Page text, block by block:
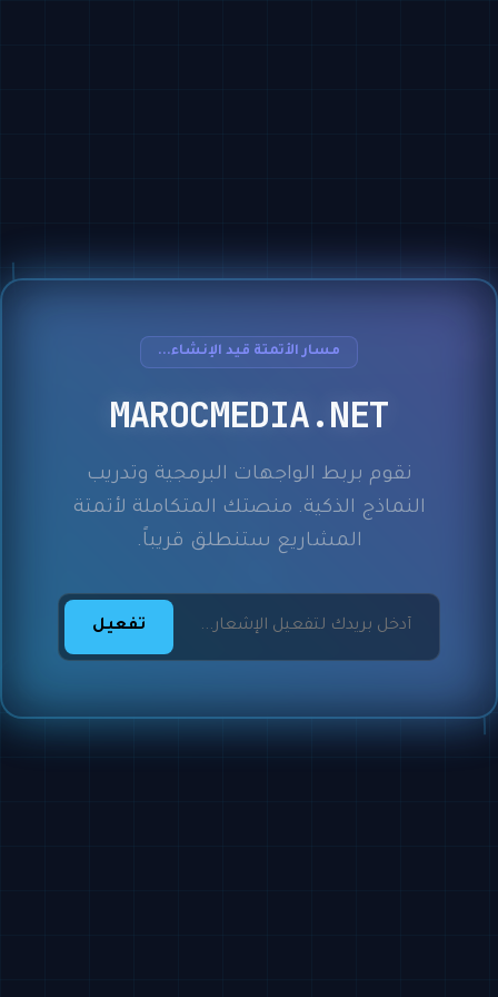
مسار الأتمتة قيد الإنشاء...
MAROCMEDIA.NET
نقوم بربط الواجهات البرمجية وتدريب
النماذج الذكية. منصتك المتكاملة لأتمتة
المشاريع ستنطلق قريباً.
تفعيل